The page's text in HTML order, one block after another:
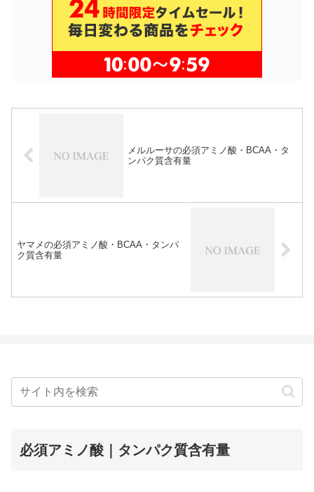
メルルーサの必須アミノ酸・BCAA・タ
ンパク質含有量
ヤマメの必須アミノ酸・BCAA・タンパ
ク質含有量
必須アミノ酸｜タンパク質含有量